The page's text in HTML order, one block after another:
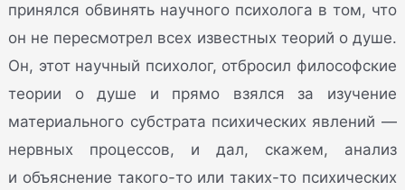
принялся обвинять научного психолога в том, что
он не пересмотрел всех известных теорий о душе.
Он, этот научный психолог, отбросил философские
теории о душе и прямо взялся за изучение
материального субстрата психических явлений —
нервных процессов, и дал, скажем, анализ
и объяснение такого-то или таких-то психических